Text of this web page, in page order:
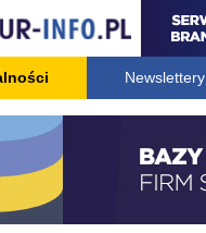
Newslettery